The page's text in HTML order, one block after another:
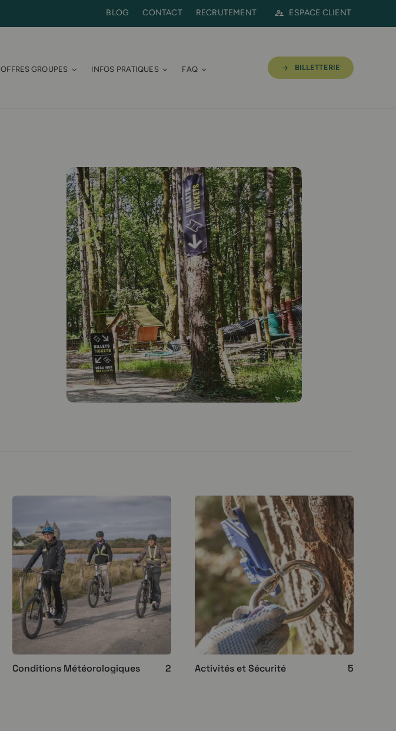
BLOG CONTACT RECRUTEMENT ESPACE CLIENT
OFFRES GROUPES INFOS PRATIQUES FAQ BILLETTERIE
Conditions Météorologiques 2 Activités et Sécurité 5